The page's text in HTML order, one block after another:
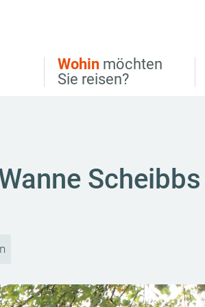
Wohin möchten
Sie reisen?
Scheibbs